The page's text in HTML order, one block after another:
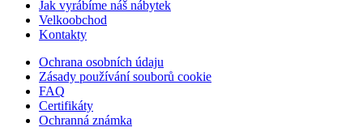
Jak vyrábíme náš nábytek
Velkoobchod
Kontakty
Ochrana osobních údaju
Zásady používání souborů cookie
FAQ
Certifikáty
Ochranná známka